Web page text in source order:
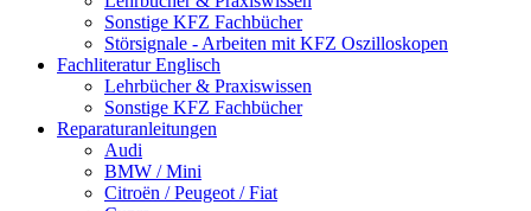
Sonstige KFZ Fachbücher
Störsignale - Arbeiten mit KFZ Oszilloskopen
Fachliteratur Englisch
Lehrbücher & Praxiswissen
Sonstige KFZ Fachbücher
Reparaturanleitungen
Audi
BMW / Mini
Citroën / Peugeot / Fiat